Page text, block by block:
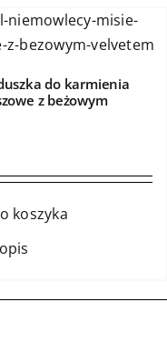
do karmienia
z beżowym
koszyka